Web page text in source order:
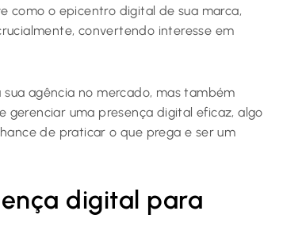
como o epicentro digital de sua marca,
convertendo interesse em
agência no mercado, mas também
uma presença digital eficaz, algo
de praticar o que prega e ser um
digital para